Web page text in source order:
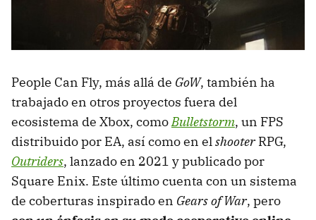
People Can Fly, más allá de GoW, también ha
trabajado en otros proyectos fuera del
ecosistema de Xbox, comoBulletstorm, un FPS
distribuido por EA, así como en elshooterRPG,
Outriders, lanzado en 2021 y publicado por
Square Enix. Este último cuenta con un sistema
de coberturas inspirado en Gears of War, pero